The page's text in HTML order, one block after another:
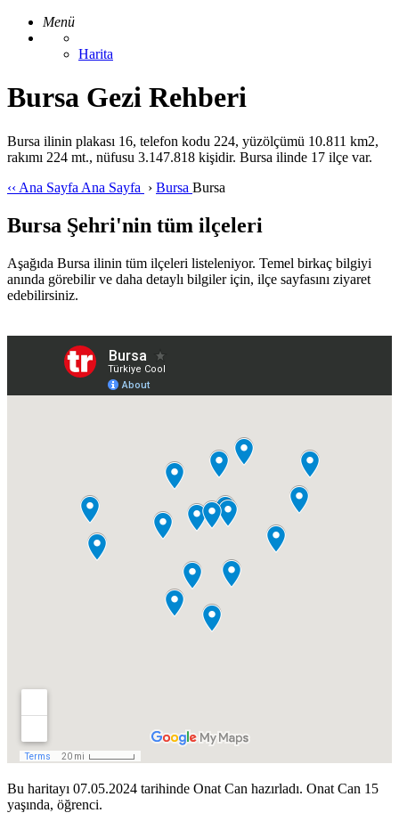
Menü
Harita
Bursa Gezi Rehberi
Bursa ilinin plakası 16, telefon kodu 224, yüzölçümü 10.811 km2,
rakımı 224 mt., nüfusu 3.147.818 kişidir. Bursa ilinde 17 ilçe var.
‹‹ Ana Sayfa Ana Sayfa › Bursa Bursa
Bursa Şehri'nin tüm ilçeleri
Aşağıda Bursa ilinin tüm ilçeleri listeleniyor. Temel birkaç bilgiyi
anında görebilir ve daha detaylı bilgiler için, ilçe sayfasını ziyaret
edebilirsiniz.
Bu haritayı 07.05.2024 tarihinde Onat Can hazırladı. Onat Can 15
yaşında, öğrenci.